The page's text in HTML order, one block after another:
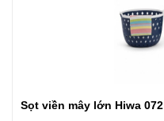
Sọt viền mây lớn Hiwa 072